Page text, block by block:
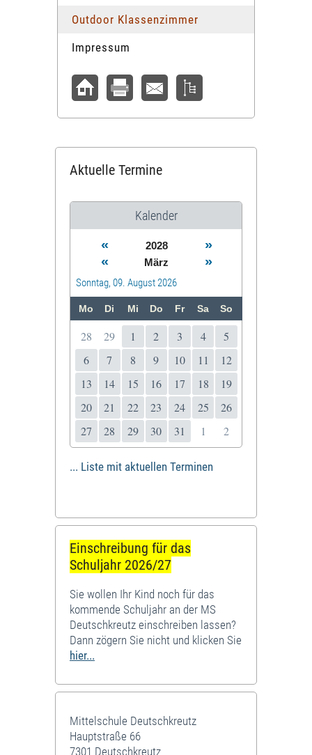
Outdoor Klassenzimmer
Impressum
Aktuelle Termine
Kalender
« 2028
»
«
März »
Sonntag, 09. August 2026
Mo Di Mi Do Fr Sa So
28 29 1 2 3 4
5
6
7 8 9 10 11
12
13
14 15 16 17 18
19
20
21 22 23 24 25
26
27
28 29 30 31 1 2
... Liste mit aktuellen Terminen
Einschreibung für das
Schuljahr 2026/27
Sie wollen Ihr Kind noch für das
kommende Schuljahr an der MS
Deutschkreutz einschreiben lassen?
Dann zögern Sie nicht und klicken Sie
hier...
Mittelschule Deutschkreutz
Hauptstraße 66
7301 Deutschkreutz